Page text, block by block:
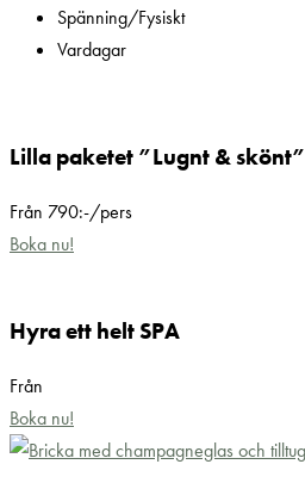
Spänning/Fysiskt
Vardagar
Lilla paketet ”Lugnt & skönt”
Från 790:-/pers
Boka nu!
Hyra ett helt SPA
Från
Boka nu!